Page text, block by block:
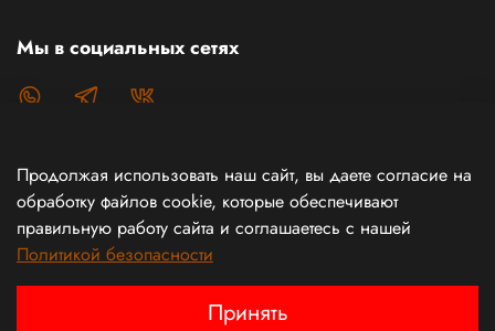
Каталог товаров
Информация
Мы в социальных сетях
Продолжая использовать наш сайт, вы даете согласие на
обработку файлов cookie, которые обеспечивают
правильную работу сайта и соглашаетесь с нашей
Политикой безопасности
Принять